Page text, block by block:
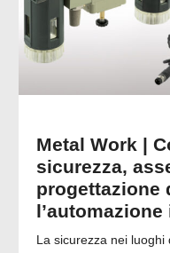
Metal Work |
sicurezza,
progettazione
La sicurezza nei